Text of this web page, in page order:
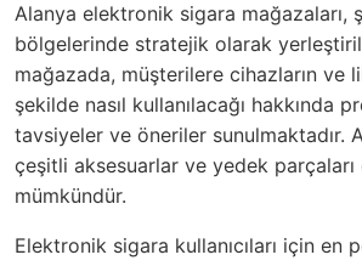
Alanya elektronik sigara mağazaları,
bölgelerinde stratejik olarak
mağazada, müşterilere cihazların ve
şekilde nasıl kullanılacağı hakkında
tavsiyeler ve öneriler sunulmaktadır.
çeşitli aksesuarlar ve yedek parçaları
mümkündür.
Elektronik sigara kullanıcıları için en